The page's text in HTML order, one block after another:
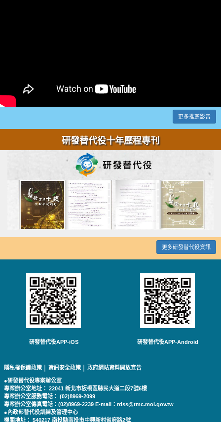
更多推薦影音
研發替代役十年歷程專刊
更多研發替代役資訊
研發替代役APP-iOS 研發替代役APP-Android
隱私權保護政策 資訊安全政策 政府網站資料開放宣告
●研發替代役專案辦公室
專案辦公室地址： 22041 新北市板橋區縣民大道二段7號6樓
專案辦公室服務電話： (02)8969-2099
專案辦公室傳真電話：(02)8969-2239 E-mail：rdss@tmc.moi.gov.tw
●內政部替代役訓練及管理中心
機關地址： 540217 南投縣南投市中興新村省府路2號